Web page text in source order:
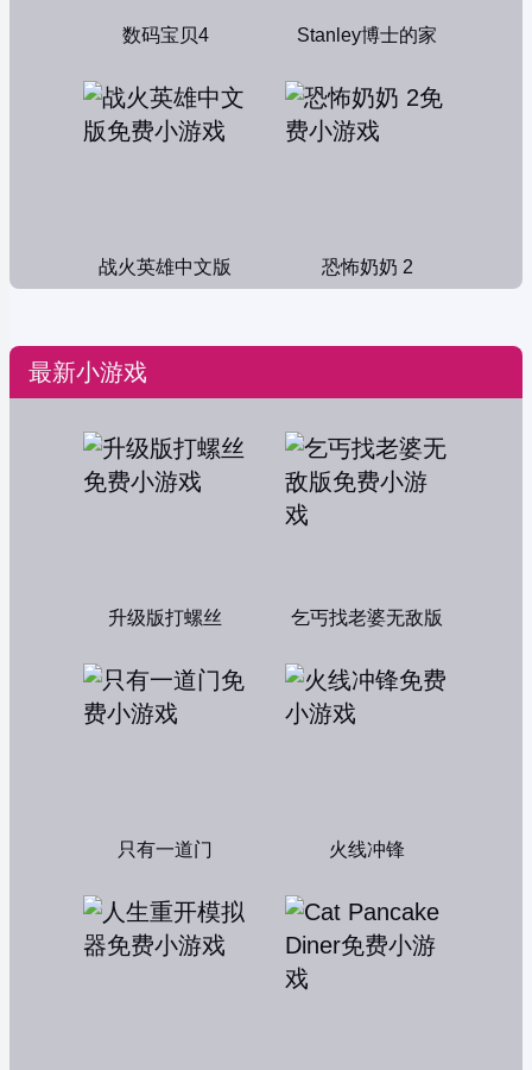
数码宝贝4 Stanley博士的家
战火英雄中文版 恐怖奶奶 2
最新小游戏
升级版打螺丝 乞丐找老婆无敌版
只有一道门 火线冲锋